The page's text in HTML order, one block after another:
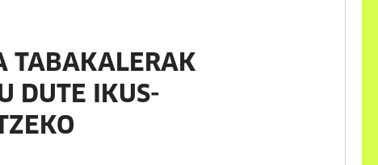
TABAKALERAK
DUTE IKUS-